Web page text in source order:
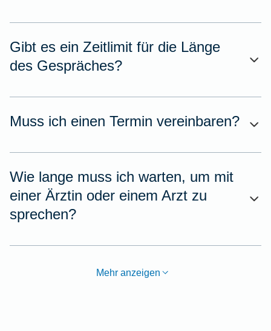
Gibt es ein Zeitlimit für die Länge
des Gespräches?
Muss ich einen Termin vereinbaren?
Wie lange muss ich warten, um mit
einer Ärztin oder einem Arzt zu
sprechen?
Mehr anzeigen